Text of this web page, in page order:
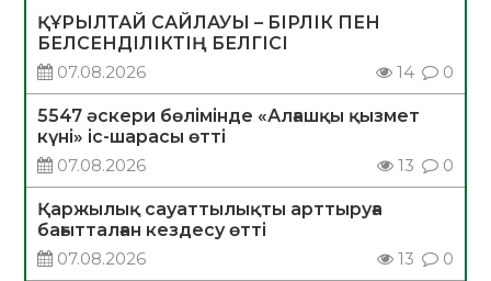
ҚҰРЫЛТАЙ САЙЛАУЫ – БІРЛІК ПЕН
БЕЛСЕНДІЛІКТІҢ БЕЛГІСІ
07.08.2026
14 0
5547 әскери бөлімінде «Алғашқы қызмет
күні» іс-шарасы өтті
07.08.2026
13 0
Қаржылық сауаттылықты арттыруға
бағытталған кездесу өтті
07.08.2026
13 0